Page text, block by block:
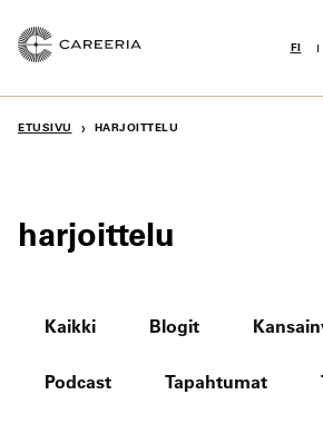
sisältöön
FI
ETUSIVU › HARJOITTELU
harjoittelu
Kaikki Blogit
Podcast Tapahtumat